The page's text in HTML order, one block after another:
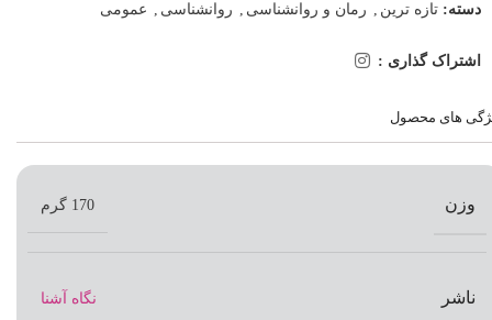
دسته: تازه ترین , رمان و روانشناسی , روانشناسی , عمومی
اشتراک گذاری :
های محصول
وزن 170 گرم
ناشر نگاه آشنا